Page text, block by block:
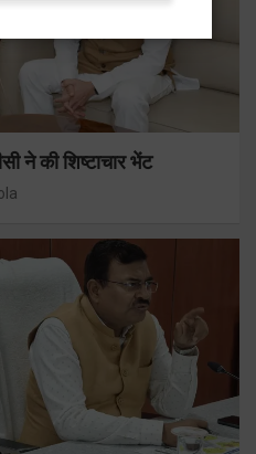
ने की शिष्टाचार भेंट